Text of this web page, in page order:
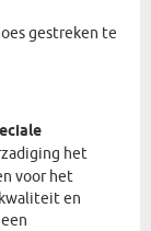
gestreken te
het
voor het
en